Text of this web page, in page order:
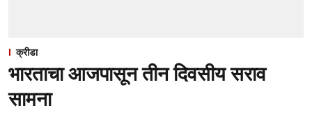
क्रीडा
भारताचा आजपासून तीन दिवसीय सराव
सामना